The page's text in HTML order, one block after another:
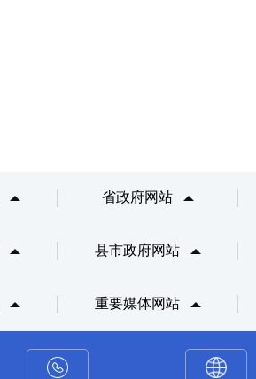
省政府网站
县市政府网站
重要媒体网站